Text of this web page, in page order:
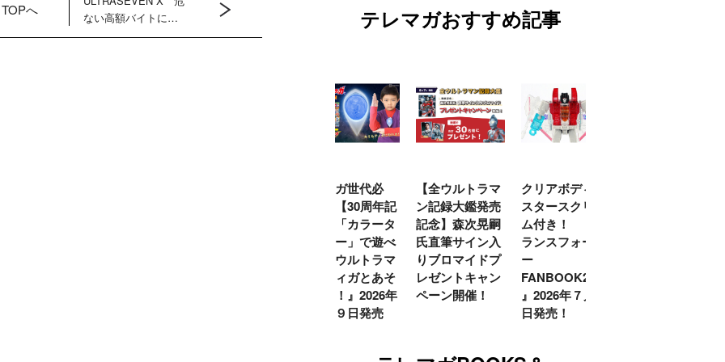
TOPへ
ない高額バイトに若
者が殺到！ 暗躍す
テレマガおすすめ記事
ティガ世代必
見！【30周年記
念】「カラータ
イマー」で遊べ
る『ウルトラマ
ンティガとあそ
ぼう！』2026年
７月９日発売
【全ウルトラマ
ン記録大鑑発売
記念】森次晃嗣
氏直筆サイン入
りブロマイドプ
レゼントキャン
ペーン開催！
クリアボディの
スタースクリー
ム付き！ 『ト
ランスフォーマ
ー
FANBOOK2026
』2026年７月31
日発売！